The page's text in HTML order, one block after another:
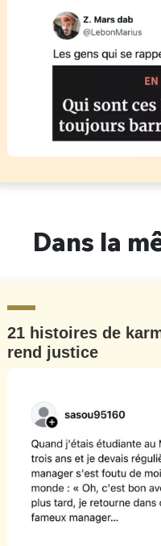
Dans la
21 histoires de
rend justice